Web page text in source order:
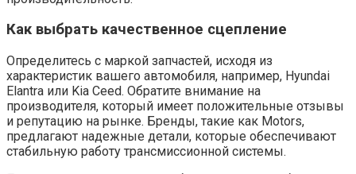
Как выбрать качественное сцепление
Определитесь с маркой запчастей, исходя из
характеристик вашего автомобиля, например, Hyundai
Elantra или Kia Ceed. Обратите внимание на
производителя, который имеет положительные отзывы
и репутацию на рынке. Бренды, такие как Motors,
предлагают надежные детали, которые обеспечивают
стабильную работу трансмиссионной системы.